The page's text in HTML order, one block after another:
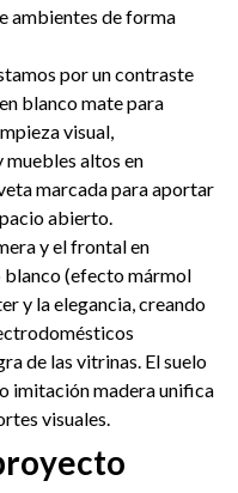
ambientes de forma
por un contraste
blanco mate para
visual,
muebles altos en
marcada para aportar
abierto.
y el frontal en
blanco (efecto mármol
y la elegancia, creando
de las vitrinas. El suelo
imitación madera unifica
visuales.